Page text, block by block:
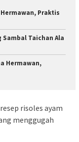
Praktis
Taichan Ala
Hermawan,
risoles ayam
menggugah